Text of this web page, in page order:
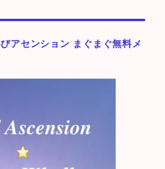
アセンション まぐまぐ無料メ